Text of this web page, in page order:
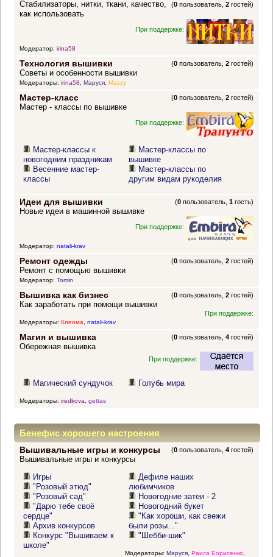
(0 пользователь,2 гостей)
Стабилизаторы, нитки, ткани, качество,
как использовать
При поддержке:
Модератор: irina58
Технология вышивки (0 пользователь,2 гостей)
Советы и особенности вышивки
Модераторы: irina58, Маруся, Mazzy
Мастер-класс (0 пользователь,2 гостей)
Мастер - классы по вышивке
При поддержке:
Мастер-классы к
новогодним праздникам
Весенние мастер-
классы
Мастер-классы по
вышивке
Мастер-классы по
другим видам рукоделия
Идеи для вышивки (0 пользователь,1 гость)
Новые идеи в машинной вышивке
При поддержке:
Модератор: natali-krav
Ремонт одежды (0 пользователь,2 гостей)
Ремонт с помощью вышивки
Модератор: Tomin
Вышивка как бизнес (0 пользователь,2 гостей)
Как заработать при помощи вышивки
При поддержке:
Модераторы: Клеома, natali-krav
Магия и вышивка (0 пользователь,4 гостей)
Обережная вышивка
При поддержке:
Магический сундучок Голубь мира
Модераторы: iredkova gettas
Бенефис хорошего настроения
Вышивальные игры и конкурсы (0 пользователь,4 гостей)
Вышивальные игры и конкурсы
Игры
"Розовый этюд"
"Розовый сад"
"Дарю тебе своё
сердце"
Архив конкурсов
Конкурс "Вышиваем к
школе"
Дефиле наших
любимчиков
Новогодние затеи - 2
Новогодний букет
"Как хороши, как свежи
были розы..."
"Шебби-шик"
Модераторы: Маруся, Раиса Борисенко,